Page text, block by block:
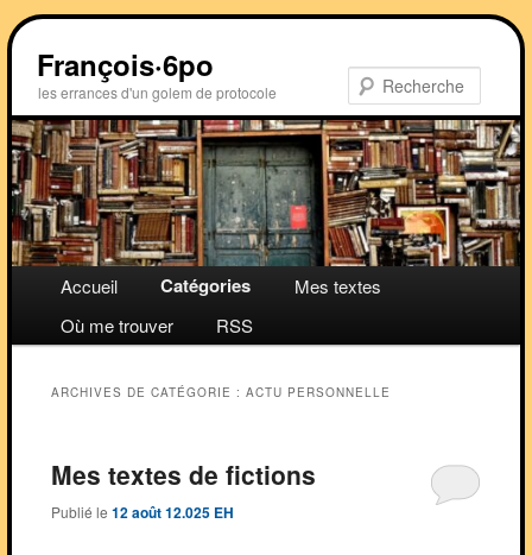
Aller
au
contenu
principal
Aller
au
contenu
secondaire
François·6po
les errances d'un golem de protocole
Accueil Catégories
Mes textes
Où me trouver
RSS
ARCHIVES DE CATÉGORIE : ACTU PERSONNELLE
Mes textes de fictions
Publié le 12 août 12.025 EH